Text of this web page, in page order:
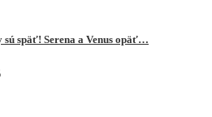
sú späť! Serena a Venus opäť…